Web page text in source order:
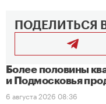
ПОДЕЛИТЬСЯ
Более половины
и Подмосковья
6 августа 2026 08:36